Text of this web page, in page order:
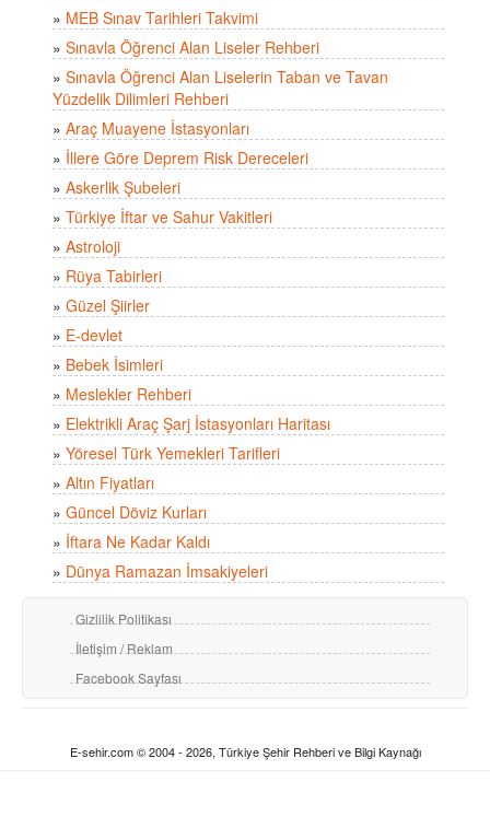
» MEB Sınav Tarihleri Takvimi
» Sınavla Öğrenci Alan Liseler Rehberi
» Sınavla Öğrenci Alan Liselerin Taban ve Tavan
Yüzdelik Dilimleri Rehberi
» Araç Muayene İstasyonları
» İllere Göre Deprem Risk Dereceleri
» Askerlik Şubeleri
» Türkiye İftar ve Sahur Vakitleri
» Astroloji
» Rüya Tabirleri
» Güzel Şiirler
» E-devlet
» Bebek İsimleri
» Meslekler Rehberi
» Elektrikli Araç Şarj İstasyonları Haritası
» Yöresel Türk Yemekleri Tarifleri
» Altın Fiyatları
» Güncel Döviz Kurları
» İftara Ne Kadar Kaldı
» Dünya Ramazan İmsakiyeleri
Gizlilik Politikası
İletişim / Reklam
Facebook Sayfası
E-sehir.com © 2004 - 2026, Türkiye Şehir Rehberi ve Bilgi Kaynağı